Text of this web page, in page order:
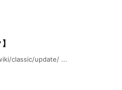
classic/update/ ...